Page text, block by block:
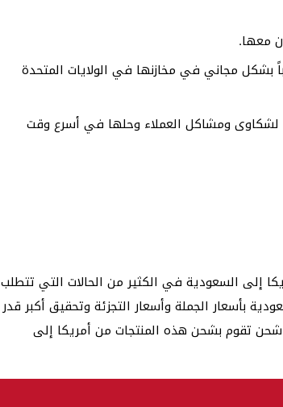
معها.
بشكل مجاني في مخازنها في الولايات المتحدة
لشكاوى ومشاكل العملاء وحلها في أسرع وقت
إلى السعودية في الكثير من الحالات التي تتطلب
بأسعار الجملة وأسعار التجزئة وتحقيق أكبر قدر
تقوم بشحن هذه المنتجات من أمريكا إلى